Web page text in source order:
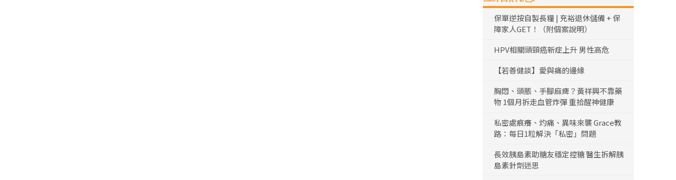
保單逆按自製長糧 | 充裕退休儲備 + 保
障家人GET！（附個案說明）
HPV相關頭頸癌新症上升 男性高危
【若善健談】愛與痛的邊緣
胸悶、頭脹、手腳麻痺？黃祥興不靠藥
物 1個月拆走血管炸彈 重拾醒神健康
私密處痕癢、灼痛、異味來襲 Grace教
路：每日1粒解決「私密」問題
長效胰島素助糖友穩定控糖 醫生拆解胰
島素針劑迷思